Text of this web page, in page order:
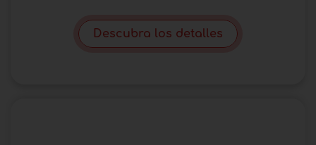
Descubra los detalles